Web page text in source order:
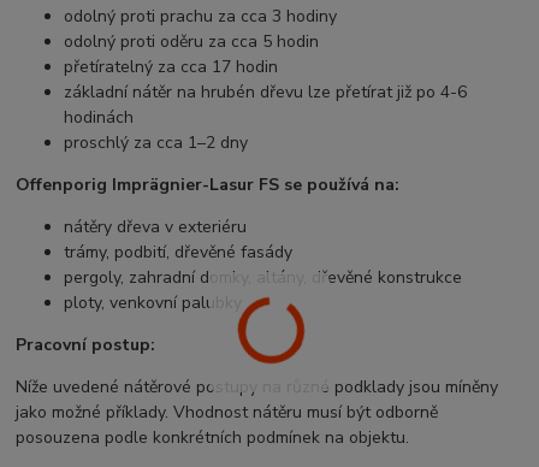
odolný proti prachu za cca 3 hodiny
odolný proti oděru za cca 5 hodin
přetíratelný za cca 17 hodin
základní nátěr na hrubén dřevu lze přetírat již po 4-6
hodinách
proschlý za cca 1–2 dny
Offenporig Imprägnier-Lasur FS se používá na:
nátěry dřeva v exteriéru
trámy, podbití, dřevěné fasády
pergoly, zahradní domky, altány, dřevěné konstrukce
ploty, venkovní palubky
Pracovní postup:
Níže uvedené nátěrové postupy na různé podklady jsou míněny
jako možné příklady. Vhodnost nátěru musí být odborně
posouzena podle konkrétních podmínek na objektu.